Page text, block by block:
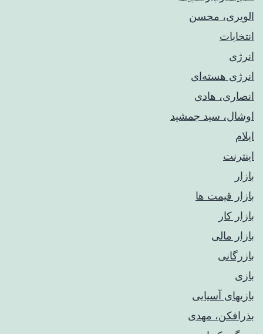
الویری، محسن
انتخابات
انرژی
انرژی هسته‌ای
انصاری، هادی
اوشال، سید جمشید
ایلام
اینترنت
بازار
بازار قیمت ها
بازار کار
بازار مالی
بازرگانی
بازی
بازیهای آسیایی
بذرافکن، مهدی